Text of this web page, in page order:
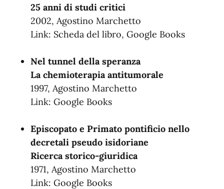
25 anni di studi critici
2002, Agostino Marchetto
Link: Scheda del libro,Google Books
Nel tunnel della speranza
La chemioterapia antitumorale
1997, Agostino Marchetto
Link:Google Books
Episcopato e Primato pontificio nello
decretali pseudo isidoriane
Ricerca storico-giuridica
1971, Agostino Marchetto
Link:Google Books